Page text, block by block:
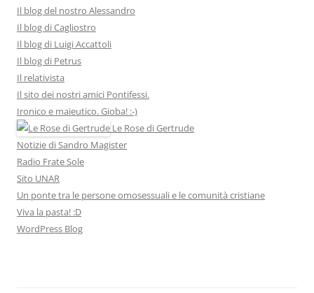
Il blog del nostro Alessandro
Il blog di Cagliostro
Il blog di Luigi Accattoli
Il blog di Petrus
Il relativista
Il sito dei nostri amici Pontifessi.
Ironico e maieutico. Gioba! :-)
Le Rose di Gertrude
Notizie di Sandro Magister
Radio Frate Sole
Sito UNAR
Un ponte tra le persone omosessuali e le comunità cristiane
Viva la pasta! :D
WordPress Blog